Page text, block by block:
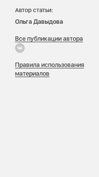
Автор статьи:
Ольга Давыдова
Все публикации автора
Правила использования
материалов